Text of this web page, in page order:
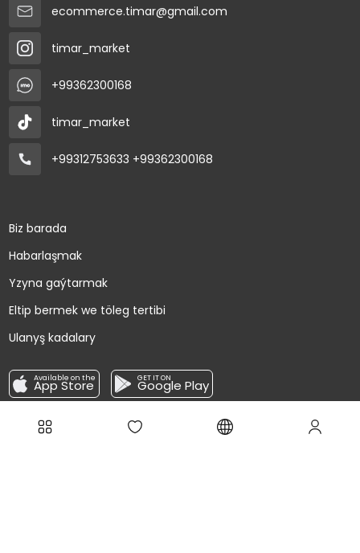
ecommerce.timar@gmail.com
timar_market
+99362300168
timar_market
+99312753633 +99362300168
Biz barada
Habarlaşmak
Yzyna gaýtarmak
Eltip bermek we töleg tertibi
Ulanyş kadalary
Available on the
App Store GET IT ON
Google Play